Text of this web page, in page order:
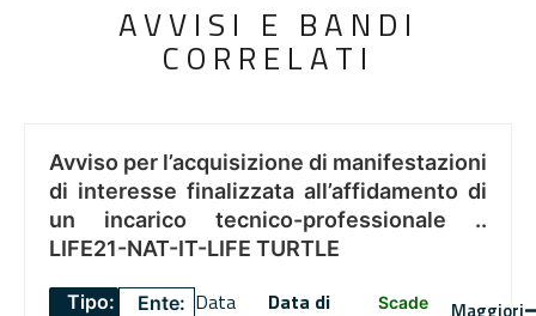
AVVISI E BANDI
CORRELATI
Avviso per l’acquisizione di manifestazioni
di interesse finalizzata all’affidamento di
un incarico tecnico-professionale ..
LIFE21-NAT-IT-LIFE TURTLE
Tipo:
Ente: Data
Data di
Scade